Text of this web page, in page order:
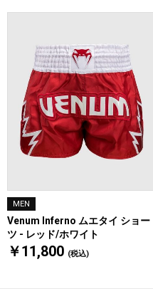
MEN
Venum Inferno ムエタイ ショー
ツ - レッド/ホワイト
￥11,800 (税込)